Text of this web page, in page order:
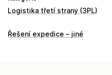
Logistika třetí strany (3PL)
Řízení objednávek
Řešení expedice – jiné